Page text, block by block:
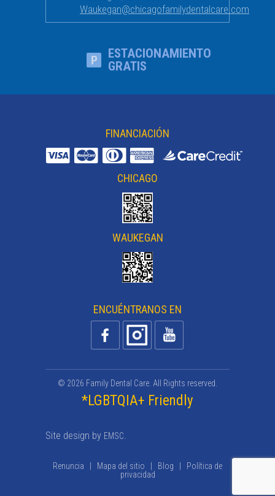
Waukegan@chicagofamilydentalcare.com
ESTACIONAMIENTO
GRATIS
FINANCIACIÓN
CHICAGO
WAUKEGAN
ENCUÉNTRANOS EN
© 2026 Family Dental Care. All Rights reserved.
*LGBTQIA+ Friendly
Site design by EMSC.
Renuncia Mapa del sitio Blog
Política de
privacidad